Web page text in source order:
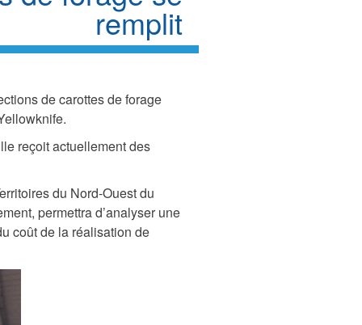
remplit
de carottes de forage
reçoit actuellement des
du Nord-Ouest du
permettra d’analyser une
coût de la réalisation de